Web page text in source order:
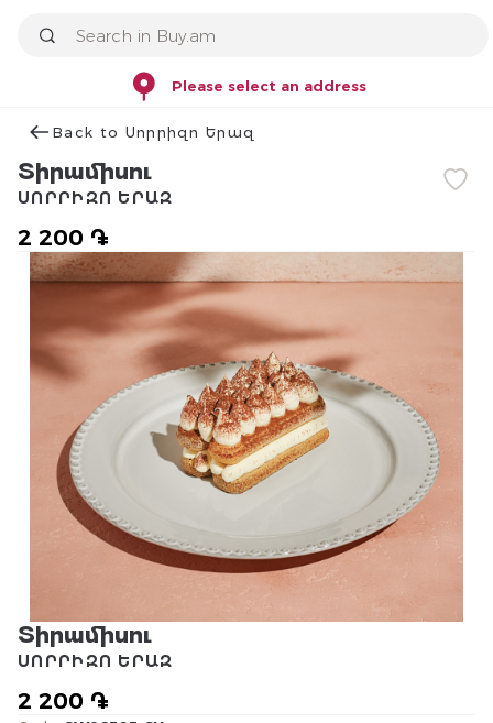
Please select an address
Back to Սորրիզո Երազ
Տիրամիսու
2 200 ֏
ՍՈՐՐԻԶՈ ԵՐԱԶ
Տիրամիսու
2 200 ֏
ՍՈՐՐԻԶՈ ԵՐԱԶ